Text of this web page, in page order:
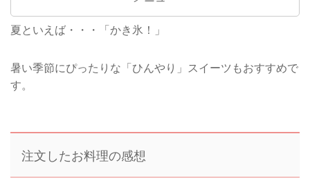
夏といえば・・・「かき氷！」
暑い季節にぴったりな「ひんやり」スイーツもおすすめで
す。
注文したお料理の感想